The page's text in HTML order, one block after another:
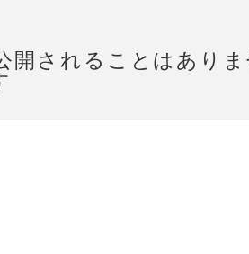
開されることはありま